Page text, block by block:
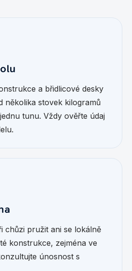
a břidlicové desky
několika stovek kilogramů
tunu. Vždy ověřte údaj
chůzi pružit ani se lokálně
konstrukce, zejména ve
únosnost s